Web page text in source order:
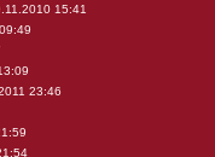
15:41
23:46